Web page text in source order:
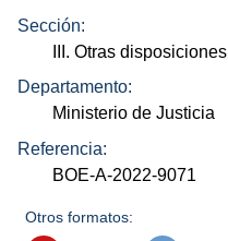
Sección:
III. Otras disposiciones
Departamento:
Ministerio de Justicia
Referencia:
BOE-A-2022-9071
Otros formatos: